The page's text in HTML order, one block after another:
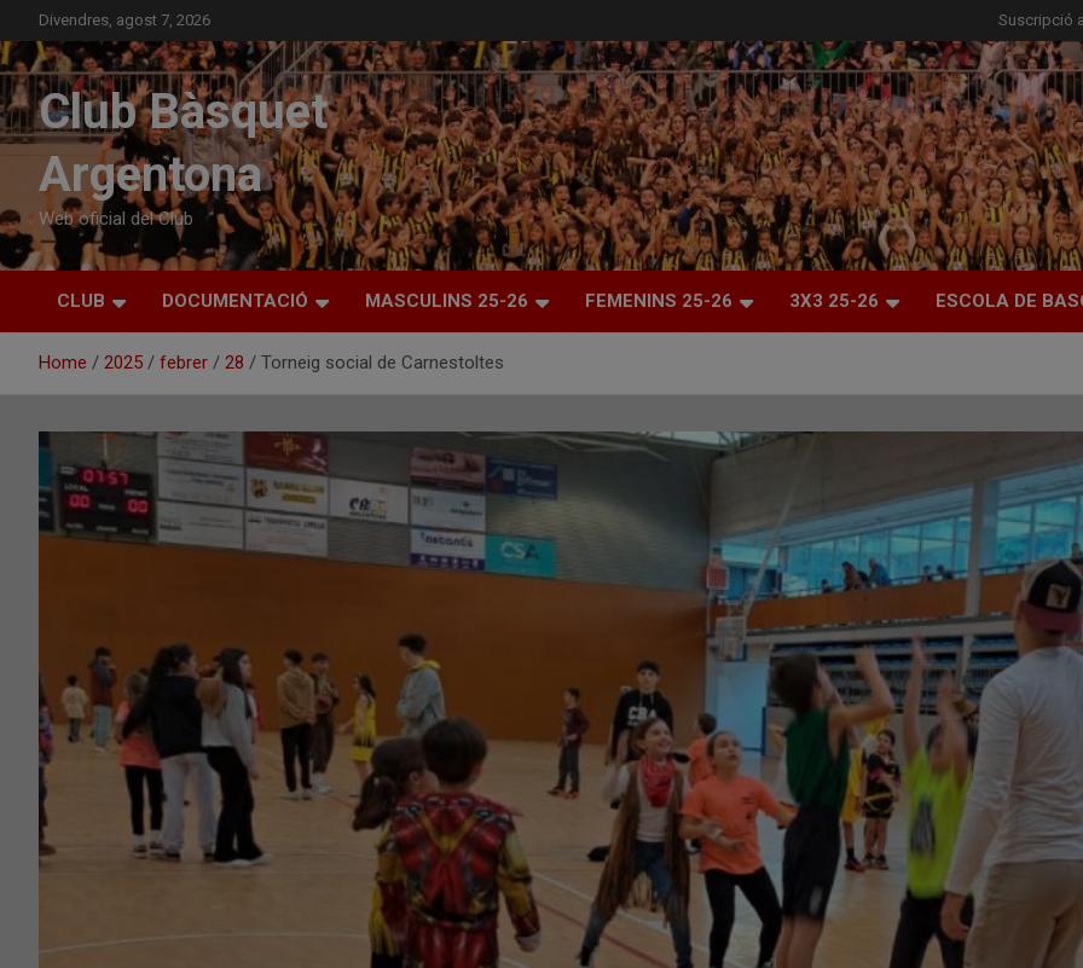
to
content
Divendres, agost 7, 2026 Suscripció
Club Bàsquet
Argentona
Web oficial del Club
CLUB DOCUMENTACIÓ MASCULINS 25-26 FEMENINS 25-26 3X3 25-26 ESCOLA DE
Home 2025 febrer 28 Torneig social de Carnestoltes